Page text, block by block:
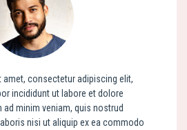
amet, consectetur adipiscing elit,
incididunt ut labore et dolore
ad minim veniam, quis nostrud
nisi ut aliquip ex ea commodo